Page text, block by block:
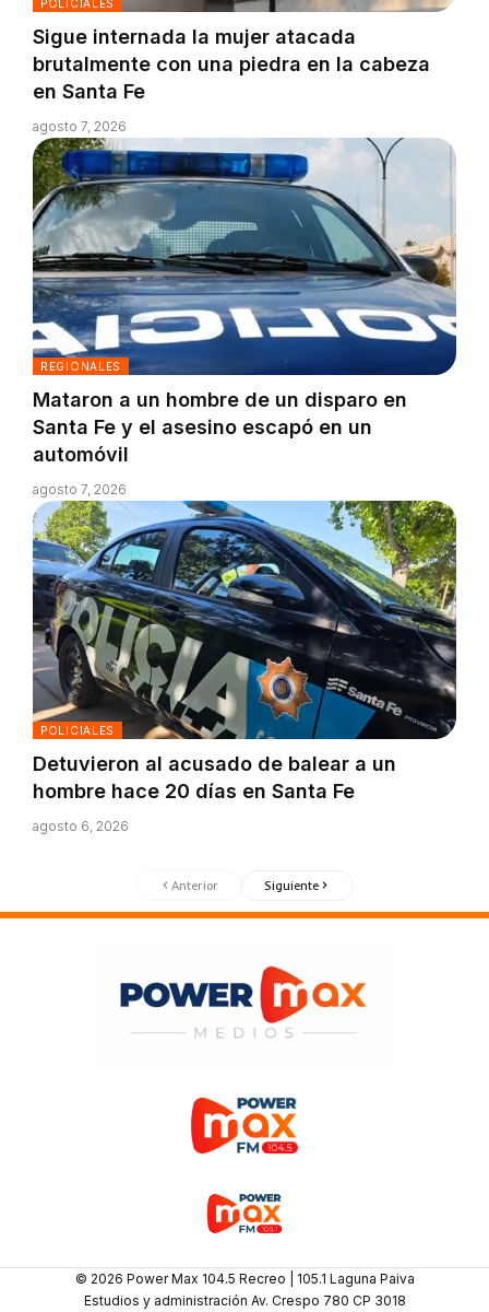
POLICIALES
Sigue internada la mujer atacada
brutalmente con una piedra en la cabeza
en Santa Fe
agosto 7, 2026
REGIONALES
Mataron a un hombre de un disparo en
Santa Fe y el asesino escapó en un
automóvil
agosto 7, 2026
POLICIALES
Detuvieron al acusado de balear a un
hombre hace 20 días en Santa Fe
agosto 6, 2026
Anterior Siguiente
© 2026 Power Max 104.5 Recreo | 105.1 Laguna Paiva
Estudios y administración Av. Crespo 780 CP 3018